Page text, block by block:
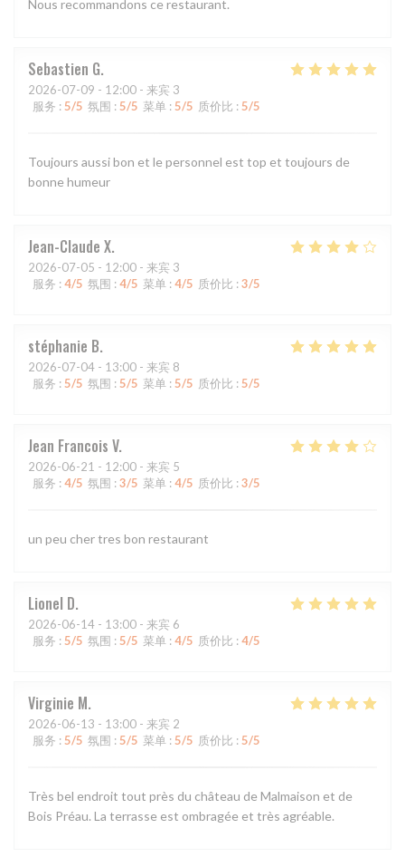
Nous recommandons ce restaurant.
Sebastien G
2026-07-09 - 12:00 - 来宾 3
服务 : 5/5 氛围 : 5/5 菜单 : 5/5 质价比 : 5/5
Toujours aussi bon et le personnel est top et toujours de
bonne humeur
Jean-Claude X
2026-07-05 - 12:00 - 来宾 3
服务 : 4/5 氛围 : 4/5 菜单 : 4/5 质价比 : 3/5
stéphanie B
2026-07-04 - 13:00 - 来宾 8
服务 : 5/5 氛围 : 5/5 菜单 : 5/5 质价比 : 5/5
Jean Francois V
2026-06-21 - 12:00 - 来宾 5
服务 : 4/5 氛围 : 3/5 菜单 : 4/5 质价比 : 3/5
un peu cher tres bon restaurant
Lionel D
2026-06-14 - 13:00 - 来宾 6
服务 : 5/5 氛围 : 5/5 菜单 : 4/5 质价比 : 4/5
Virginie M
2026-06-13 - 13:00 - 来宾 2
服务 : 5/5 氛围 : 5/5 菜单 : 5/5 质价比 : 5/5
Très bel endroit tout près du château de Malmaison et de
Bois Préau. La terrasse est ombragée et très agréable.